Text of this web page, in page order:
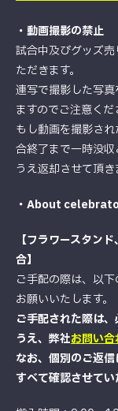
・動画撮影の禁止
試合中及びグッズ
ただきます。
連写で撮影した写
ますのでご注意くだ
もし動画を撮影さ
合終了まで一時没
うえ返却させて頂き
・About
【フラワースタン
合】
ご手配の際は、以
お願いいたします。
ご手配された際は
うえ、弊社お問い
なお、個別のご返
すべて確認させてい